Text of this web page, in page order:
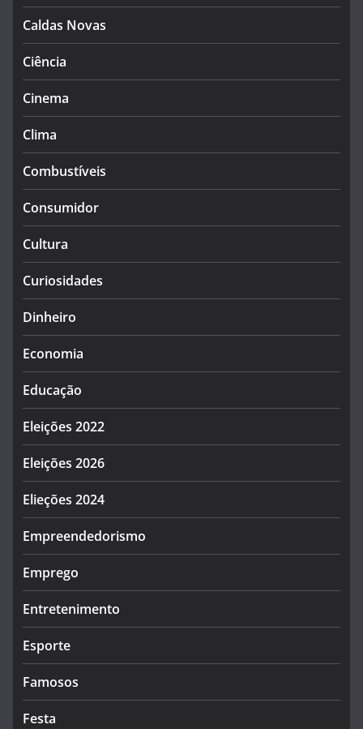
Caldas Novas
Ciência
Cinema
Clima
Combustíveis
Consumidor
Cultura
Curiosidades
Dinheiro
Economia
Educação
Eleições 2022
Eleições 2026
Elieções 2024
Empreendedorismo
Emprego
Entretenimento
Esporte
Famosos
Festa